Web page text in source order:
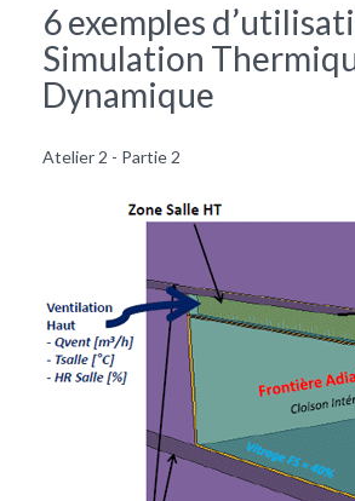
6 exemples
Simulation
Dynamique
Atelier 2 - Partie 2